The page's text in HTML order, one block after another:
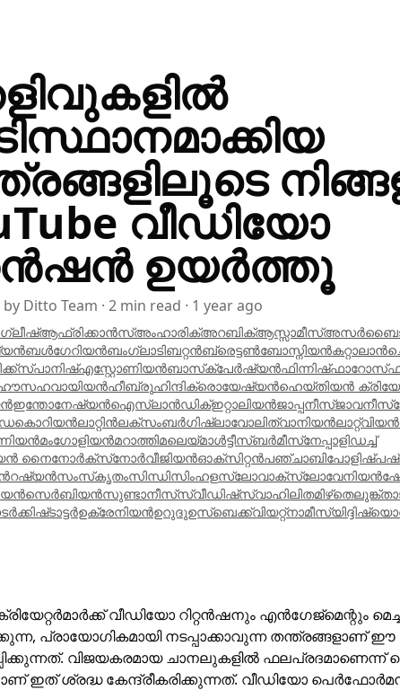
വീഡിയോ
ഉയർത്തൂ
by Ditto Team · 2 min read · 1 year ago
ആഫ്രിക്കാൻസ്അംഹാരിക്അറബിക്ആസ്സാമീസ്
ബൾഗേറിയൻബംഗ്ലാടിബറ്റൻബ്രെട്ടൺബോസ്നിയൻകറ്റാലാൻ
സ്‌പാനിഷ്എസ്റ്റോണിയൻബാസ്‌ക്പേർഷ്യൻഫിന്നിഷ്ഫാറോസ്
ഹവായിയൻഹീബ്രുഹിന്ദിക്രൊയേഷ്യൻഹെയ്‌തിയൻ
ഇന്തോനേഷ്യൻഐസ്‌ലാൻഡിക്ഇറ്റാലിയൻജാപ്പനീസ്ജാവനീസ്
കൊറിയൻലാറ്റിൻലക്‌സംബർഗിഷ്ലാവോലിത്വാനിയൻലാറ്റ്വിയൻ
മംഗോളിയൻമറാത്തിമലെയ്മാൾട്ടീസ്ബർമീസ്നേപ്പാളിഡച്ച്
നൈനോർക്‌സ്നോർവീജിയൻഓക്‌സിറ്റൻപഞ്ചാബിപോളിഷ്
റഷ്യൻസംസ്‌കൃതംസിന്ധിസിംഹളസ്ലോവാക്സ്ലോവേനിയൻ
സെർബിയൻസുണ്ടാനീസ്സ്വീഡിഷ്സ്വാഹിലിതമിഴ്തെലുങ്ക്
ടർക്കിഷ്ടാട്ടർഉക്രേനിയൻഉറുദുഉസ്‌ബെക്ക്വിയറ്റ്നാമീസ്യിദ്ദിഷ്
ക്രിയേറ്റർമാർക്ക് വീഡിയോ റിറ്റൻഷനും എൻഗേജ്മെന്റും
പ്രായോഗികമായി നടപ്പാക്കാവുന്ന തന്ത്രങ്ങളാണ്
വിജയകരമായ ചാനലുകളിൽ ഫലപ്രദമാണെന്ന്
ഇത് ശ്രദ്ധ കേന്ദ്രീകരിക്കുന്നത്. വീഡിയോ